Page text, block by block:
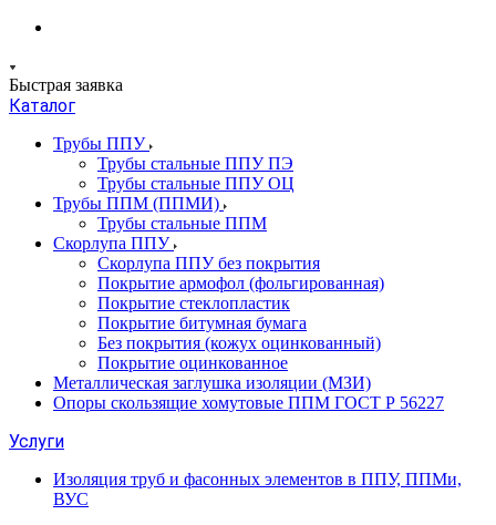
Быстрая заявка
Каталог
Трубы ППУ
Трубы стальные ППУ ПЭ
Трубы стальные ППУ ОЦ
Трубы ППМ (ППМИ)
Трубы стальные ППМ
Скорлупа ППУ
Скорлупа ППУ без покрытия
Покрытие армофол (фольгированная)
Покрытие стеклопластик
Покрытие битумная бумага
Без покрытия (кожух оцинкованный)
Покрытие оцинкованное
Металлическая заглушка изоляции (МЗИ)
Опоры скользящие хомутовые ППМ ГОСТ Р 56227
Услуги
Изоляция труб и фасонных элементов в ППУ, ППМи,
ВУС